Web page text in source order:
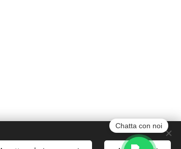
Chatta con noi